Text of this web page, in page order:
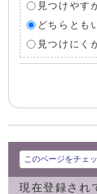
見つけやす
どちらとも
見つけにく
このページをチェ
現在登録され